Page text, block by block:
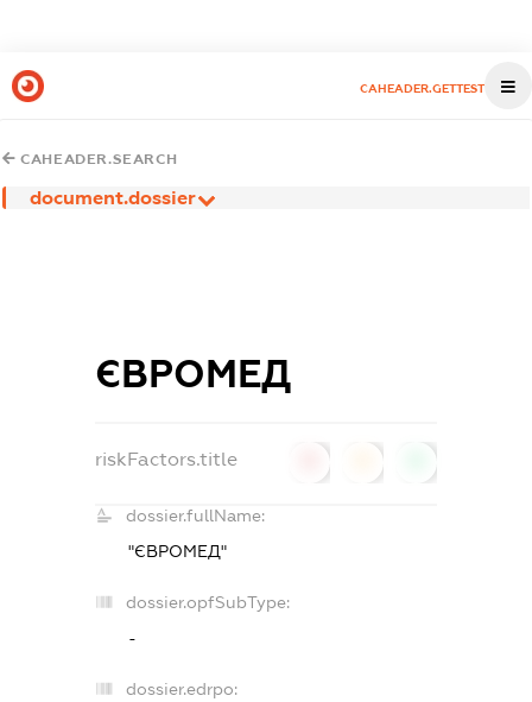
CAHEADER.GETTEST
CAHEADER.SEARCH
document.dossier
ЄВРОМЕД
riskFactors.title
dossier.fullName:
"ЄВРОМЕД"
dossier.opfSubType:
-
dossier.edrpo: